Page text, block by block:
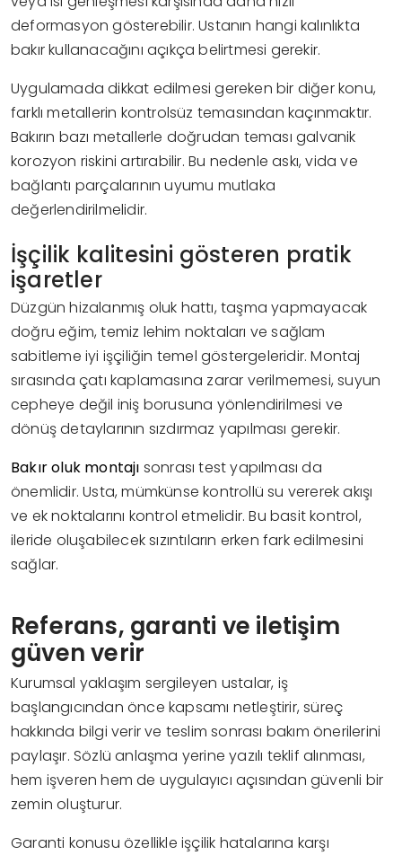
deformasyon gösterebilir. Ustanın hangi kalınlıkta
bakır kullanacağını açıkça belirtmesi gerekir.
Uygulamada dikkat edilmesi gereken bir diğer konu,
farklı metallerin kontrolsüz temasından kaçınmaktır.
Bakırın bazı metallerle doğrudan teması galvanik
korozyon riskini artırabilir. Bu nedenle askı, vida ve
bağlantı parçalarının uyumu mutlaka
değerlendirilmelidir.
İşçilik kalitesini gösteren pratik
işaretler
Düzgün hizalanmış oluk hattı, taşma yapmayacak
doğru eğim, temiz lehim noktaları ve sağlam
sabitleme iyi işçiliğin temel göstergeleridir. Montaj
sırasında çatı kaplamasına zarar verilmemesi, suyun
cepheye değil iniş borusuna yönlendirilmesi ve
dönüş detaylarının sızdırmaz yapılması gerekir.
Bakır oluk montajı sonrası test yapılması da
önemlidir. Usta, mümkünse kontrollü su vererek akışı
ve ek noktalarını kontrol etmelidir. Bu basit kontrol,
ileride oluşabilecek sızıntıların erken fark edilmesini
sağlar.
Referans, garanti ve iletişim
güven verir
Kurumsal yaklaşım sergileyen ustalar, iş
başlangıcından önce kapsamı netleştirir, süreç
hakkında bilgi verir ve teslim sonrası bakım önerilerini
paylaşır. Sözlü anlaşma yerine yazılı teklif alınması,
hem işveren hem de uygulayıcı açısından güvenli bir
zemin oluşturur.
Garanti konusu özellikle işçilik hatalarına karşı